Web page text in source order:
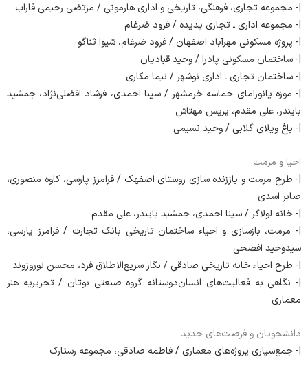
|- مجموعه‌ تجاری، فرهنگی، تاریخی و اداری هارمونی / مرتضی رحیمی فاراب
|- مجموعه‌ اداری ـ تجاری پدیده / فرود ضرغام
|- پروژه مسکونی مهرآباد اصفهان / فرود ضرغام، شیوا ثناگو
|- ساختمان مسکونی پادرا / وحید قبادیان
|- ساختمان تجاری ـ اداری نوشهر / نیما مکاری
|- موزه‌ پانورامای حماسه‌ خرمشهر / سینا احمدی، فرشاد افضلی‌نژاد، جمشید
بایندر، علی مقدم، پریس مهتاش
|- باغ ویلای گلابی / وحید نسیمی
احیا و مرمت
|- طرح مرمت و باززنده سازی روستای اصفهک / فرامرز پارسی، کاوه منصوری،
صابر اسدی
|- خانه‌ لولاگر / سینا احمدی، جمشید بایندر، علی مقدم
|- مرمت، بازسازی و احیاء ساختمان تاریخی بانک تجارت / فرامرز پارسی،
سیدوحید افصحی
|- طرح احیاء خانه‌ تاریخی صادقی / نگار سریع‌الاطلاق فرد، محسن نوروزوند
|- نگاهی به فعالیت‌های انسان‌دوستانه گروه صنعتی بوتان / تحریریه هنر
معماری
دانشجویان و فرصت‌های جدید
|- جمع‌سپاری پروژه‌های معماری / فاطمه صادقی، مجموعه‌ رستارک